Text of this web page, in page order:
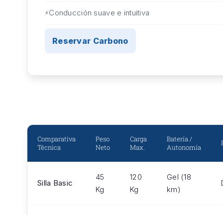
Conducción suave e intuitiva
Reservar Carbono
Comparativa
Técnica
Peso
Neto
Carga
Max.
Batería /
Autonomía
Silla Basic
45
Kg
120
Kg
Gel (18
km)